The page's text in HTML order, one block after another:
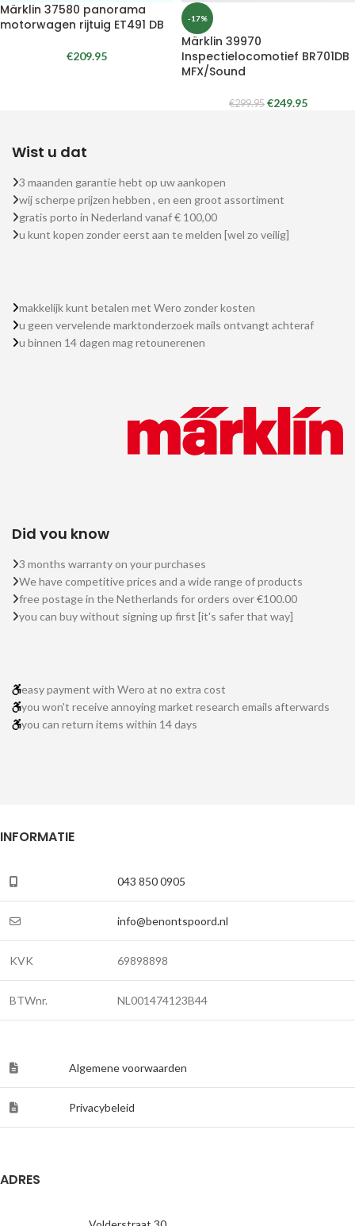
Märklin 37580 panorama
motorwagen rijtuig ET491 DB
€209.95
-17%
Märklin 39970
Inspectielocomotief BR701DB
MFX/Sound
€299.95 €249.95
Wist u dat
3 maanden garantie hebt op uw aankopen
wij scherpe prijzen hebben , en een groot assortiment
gratis porto in Nederland vanaf € 100,00
u kunt kopen zonder eerst aan te melden [wel zo veilig]
makkelijk kunt betalen met Wero zonder kosten
u geen vervelende marktonderzoek mails ontvangt achteraf
u binnen 14 dagen mag retounerenen
Did you know
3 months warranty on your purchases
We have competitive prices and a wide range of products
free postage in the Netherlands for orders over €100.00
you can buy without signing up first [it's safer that way]
easy payment with Wero at no extra cost
you won't receive annoying market research emails afterwards
you can return items within 14 days
INFORMATIE
043 850 0905
info@benontspoord.nl
KVK 69898898
BTWnr. NL001474123B44
Algemene voorwaarden
Privacybeleid
ADRES